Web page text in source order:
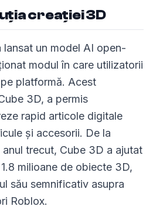
creației 3D
un model AI open-
modul în care utilizatorii
platformă. Acest
3D, a permis
rapid articole digitale
și accesorii. De la
trecut, Cube 3D a ajutat
milioane de obiecte 3D,
său semnificativ asupra
Roblox.